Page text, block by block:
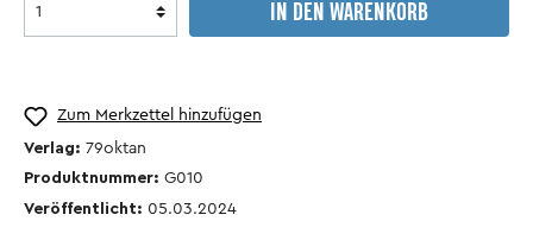
IN DEN WARENKORB
Zum Merkzettel hinzufügen
Verlag: 79oktan
Produktnummer: G010
Veröffentlicht: 05.03.2024